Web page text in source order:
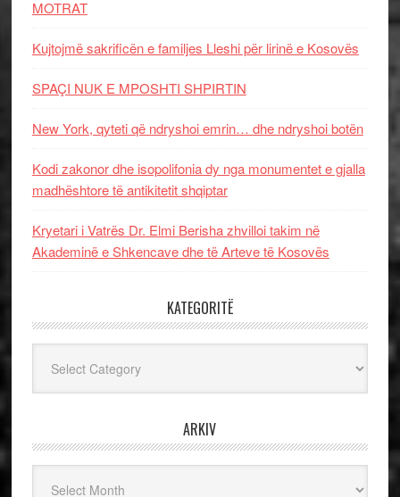
MOTRAT
Kujtojmë sakrificën e familjes Lleshi për lirinë e Kosovës
SPAÇI NUK E MPOSHTI SHPIRTIN
New York, qyteti që ndryshoi emrin… dhe ndryshoi botën
Kodi zakonor dhe isopolifonia dy nga monumentet e gjalla
madhështore të antikitetit shqiptar
Kryetari i Vatrës Dr. Elmi Berisha zhvilloi takim në
Akademinë e Shkencave dhe të Arteve të Kosovës
KATEGORITË
ARKIV